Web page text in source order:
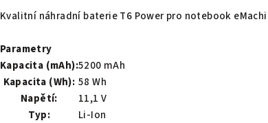
Kvalitní náhradní baterie T6 Power pro notebook
Parametry
Kapacita (mAh):5200 mAh
Kapacita (Wh): 58 Wh
Napětí:
11,1 V
Typ:
Li-Ion